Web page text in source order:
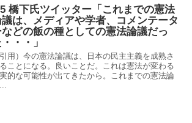
橋下氏ツイッター「これまでの憲法
は、メディアや学者、コメンテータ
などの飯の種としての憲法論議だっ
・・」
引用）今の憲法論議は、日本の民主主義を成熟さ
ことになる。良いことだ。これは憲法が変わる
的な可能性が出てきたから。これまでの憲法論